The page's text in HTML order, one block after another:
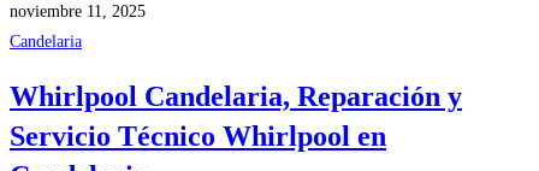
noviembre 11, 2025
Candelaria
Whirlpool Candelaria, Reparación y
Servicio Técnico Whirlpool en